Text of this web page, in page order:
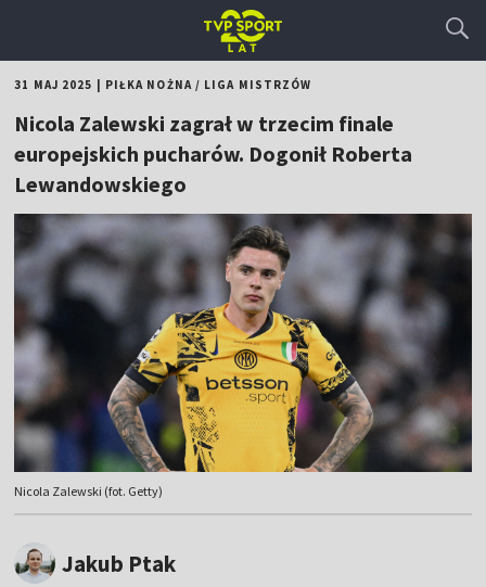
31 MAJ 2025 PIŁKA NOŻNA/ LIGA MISTRZÓW
Nicola Zalewski zagrał w trzecim finale
europejskich pucharów. Dogonił Roberta
Lewandowskiego
Nicola Zalewski (fot. Getty)
Jakub Ptak